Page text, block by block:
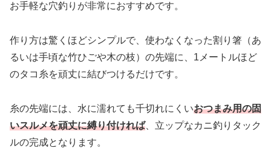
お手軽な穴釣りが非常におすすめです。
作り方は驚くほどシンプルで、使わなくなった割り箸（あ
るいは手頃な竹ひごや木の枝）の先端に、1メートルほど
のタコ糸を頑丈に結びつけるだけです。
糸の先端には、水に濡れても千切れにくいおつまみ用の固
いスルメを頑丈に縛り付ければ、立ップなカニ釣りタック
ルの完成となります。